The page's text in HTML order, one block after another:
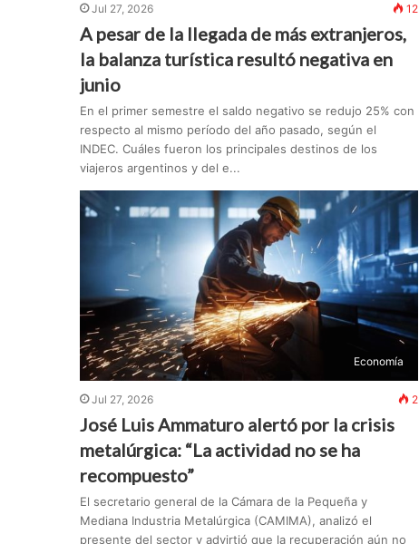
Jul 27, 2026 12
A pesar de la llegada de más extranjeros,
la balanza turística resultó negativa en
junio
En el primer semestre el saldo negativo se redujo 25% con
respecto al mismo período del año pasado, según el
INDEC. Cuáles fueron los principales destinos de los
viajeros argentinos y del e...
Economía
Jul 27, 2026 2
José Luis Ammaturo alertó por la crisis
metalúrgica: “La actividad no se ha
recompuesto”
El secretario general de la Cámara de la Pequeña y
Mediana Industria Metalúrgica (CAMIMA), analizó el
presente del sector y advirtió que la recuperación aún no